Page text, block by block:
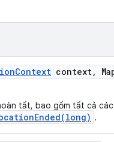
Context context,
tất, bao gồm tất cả các
.